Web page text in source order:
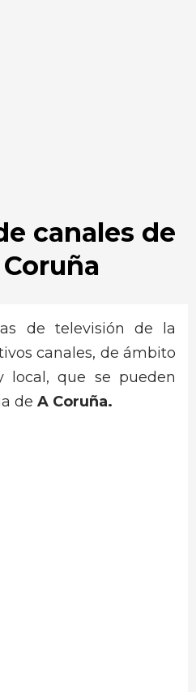
canales de
de televisión de la
canales, de ámbito
local, que se pueden
de A Coruña.